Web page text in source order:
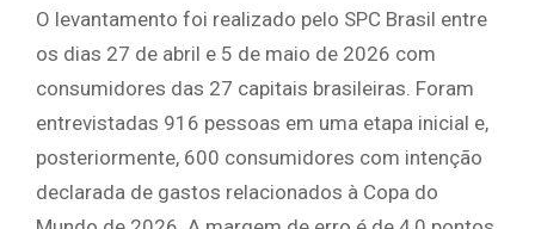
O levantamento foi realizado pelo SPC Brasil entre
os dias 27 de abril e 5 de maio de 2026 com
consumidores das 27 capitais brasileiras. Foram
entrevistadas 916 pessoas em uma etapa inicial e,
posteriormente, 600 consumidores com intenção
declarada de gastos relacionados à Copa do